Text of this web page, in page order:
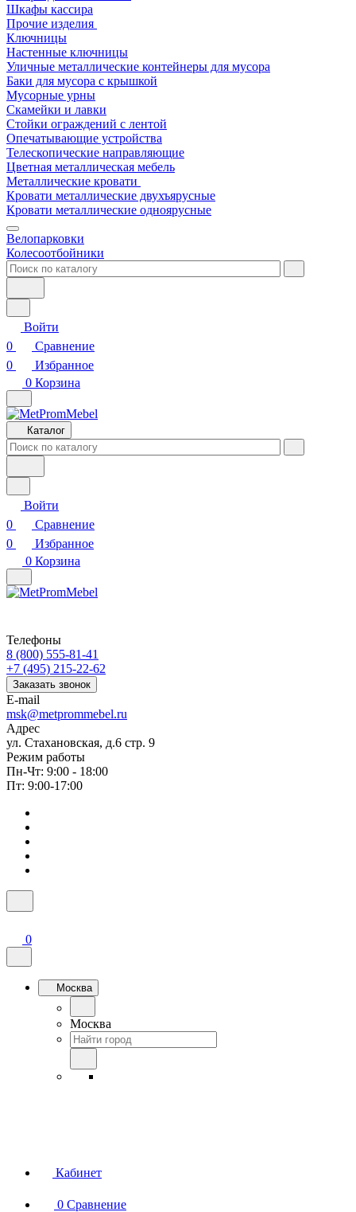
Шкафы кассира
Прочие изделия
Ключницы
Настенные ключницы
Уличные металлические контейнеры для мусора
Баки для мусора с крышкой
Мусорные урны
Скамейки и лавки
Стойки ограждений с лентой
Опечатывающие устройства
Телескопические направляющие
Цветная металлическая мебель
Металлические кровати
Кровати металлические двухъярусные
Кровати металлические одноярусные
Велопарковки
Колесоотбойники
Войти
0
Сравнение
0
Избранное
0 Корзина
Каталог
Войти
0
Сравнение
0
Избранное
0 Корзина
Телефоны
8 (800) 555-81-41
+7 (495) 215-22-62
Заказать звонок
E-mail
msk@metprommebel.ru
Адрес
ул. Стахановская, д.6 стр. 9
Режим работы
Пн-Чт: 9:00 - 18:00
Пт: 9:00-17:00
0
Москва
Москва
Кабинет
0 Сравнение